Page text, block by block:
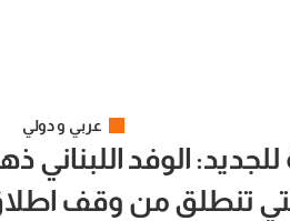
عربي و دولي
الوفد اللبناني
التي تنطلق من وقف